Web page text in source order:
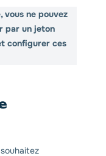
vous ne pouvez
par un jeton
configurer ces